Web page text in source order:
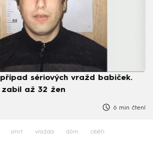
případ sériových vražd babiček.
až 32 žen
6 min čtení
smrt vražda dům oběti